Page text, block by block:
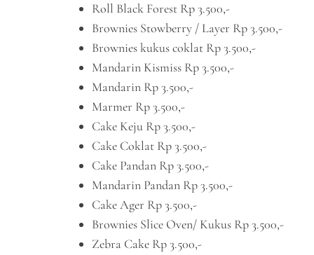
Roll Black Forest Rp 3.500,-
Brownies Stowberry / Layer Rp 3.500,-
Brownies kukus coklat Rp 3.500,-
Mandarin Kismiss Rp 3.500,-
Mandarin Rp 3.500,-
Marmer Rp 3.500,-
Cake Keju Rp 3.500,-
Cake Coklat Rp 3.500,-
Cake Pandan Rp 3.500,-
Mandarin Pandan Rp 3.500,-
Cake Ager Rp 3.500,-
Brownies Slice Oven/ Kukus Rp 3.500,-
Zebra Cake Rp 3.500,-